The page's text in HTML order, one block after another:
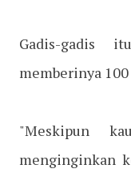
Gadis-gadis
memberinya
"Meskipun
menginginkan